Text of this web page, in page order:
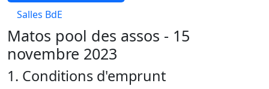
Salles BdE
Matos pool des assos - 15
novembre 2023
1. Conditions d'emprunt